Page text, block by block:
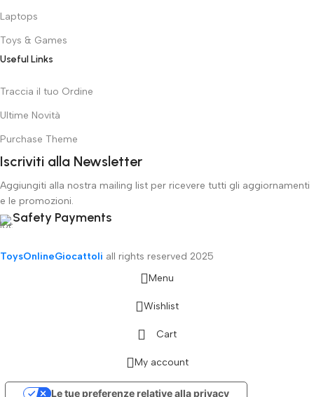
Laptops
Toys & Games
Useful Links
Traccia il tuo Ordine
Ultime Novità
Purchase Theme
Iscriviti alla Newsletter
Aggiungiti alla nostra mailing list per ricevere tutti gli aggiornamenti
e le promozioni.
Safety Payments
ToysOnlineGiocattoli all rights reserved 2025
Menu
Wishlist
Cart
My account
Le tue preferenze relative alla privacy